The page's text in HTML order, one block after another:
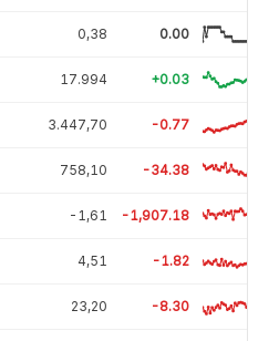
0,38 0.00
17.994 +0.03
3.447,70 -0.77
758,10 -34.38
-1,61 -1,907.18
4,51 -1.82
23,20 -8.30